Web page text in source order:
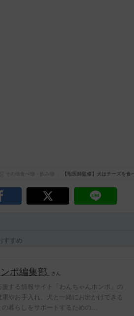
その他食べ物・飲み物 【獣医師監修】犬はチーズを
すすめ
ポ編集部 さん
援する情報サイト「わんちゃんホンポ」の
やお手入れ、犬と一緒にお出かけできる
の暮らしをサポートするための…